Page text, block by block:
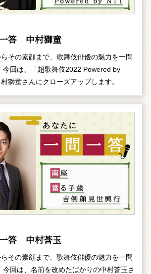
答 中村獅童
その素顔まで、歌舞伎俳優の魅力を一問
今回は、「超歌舞伎2022 Powered by
獅童さんにクローズアップします。
答 中村莟玉
その素顔まで、歌舞伎俳優の魅力を一問
回は、名前を改めたばかりの中村莟玉さ